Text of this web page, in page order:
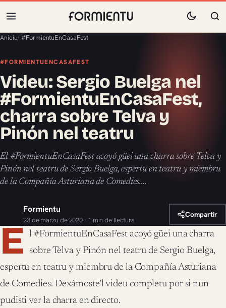
Aniciu/ #FormientuEnCasaFest
#FORMIENTUENCASAFEST
Videu: Sergio Buelga nel
#FormientuEnCasaFest,
charra sobre Telva y
Pinón nel teatru
El #FormientuEnCasaFest acoyó güei una charra sobre Telva y
Pinón nel teatru de Sergio Buelga, espertu en teatru y miembru
de la Compañía Asturiana de Comedies.…
Formientu
23 de marzu de 2020 · 1 min de llectura
Compartir
E l #FormientuEnCasaFest acoyó güei una charra
sobre Telva y Pinón nel teatru de Sergio Buelga,
espertu en teatru y miembru de la Compañía Asturiana
de Comedies. Dexámoste’l videu completu por si nun
pudisti ver la charra en directo.